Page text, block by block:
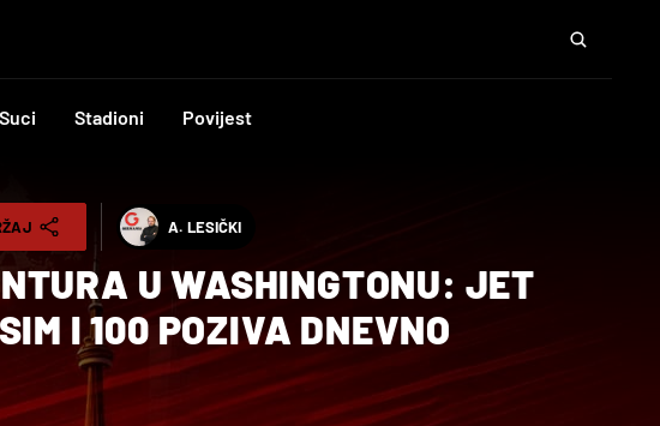
Suci Stadioni Povijest
A. LESIČKI
U WASHINGTONU: JET
I 100 POZIVA DNEVNO